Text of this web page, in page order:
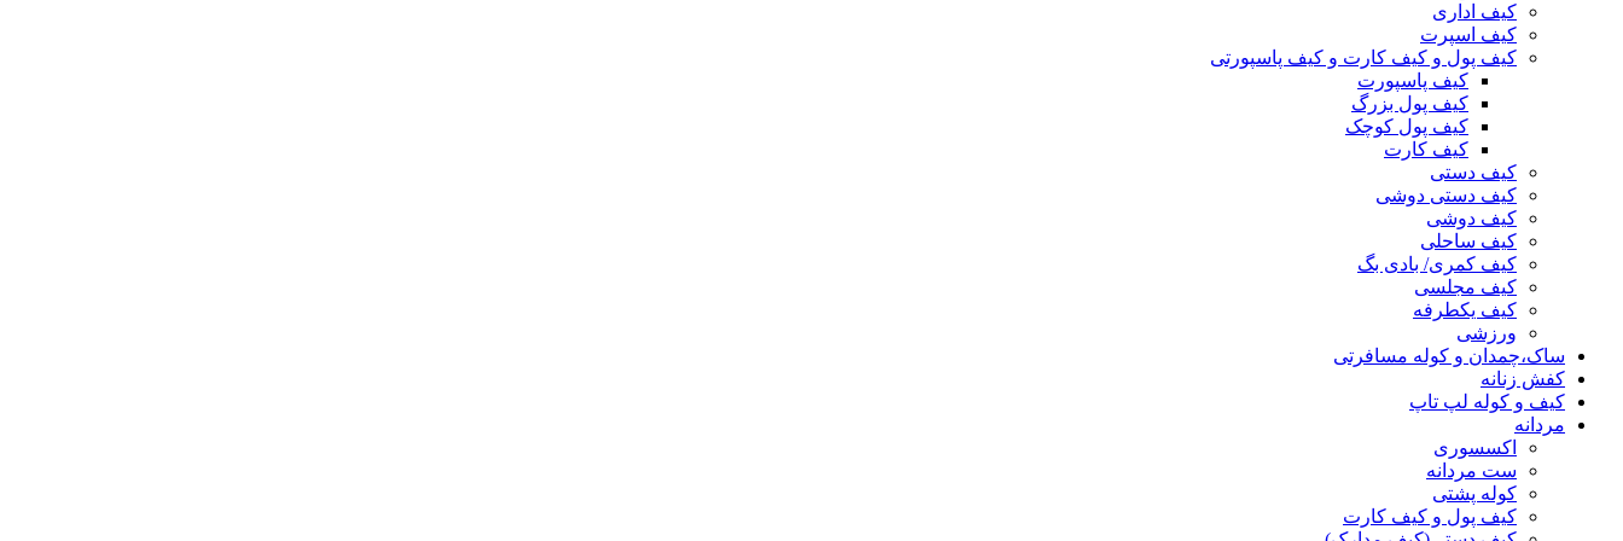
کیف اداری
کیف اسپرت
کیف پول و کیف کارت و کیف پاسپورتی
کیف پاسپورت
کیف پول بزرگ
کیف پول کوچک
کیف کارت
کیف دستی
کیف دستی دوشی
کیف دوشی
کیف ساحلی
کیف کمری/ بادی بگ
کیف مجلسی
کیف یکطرفه
ورزشی
ساک،چمدان و کوله مسافرتی
کفش زنانه
کیف و کوله لپ تاپ
مردانه
اکسسوری
ست مردانه
کوله پشتی
کیف پول و کیف کارت